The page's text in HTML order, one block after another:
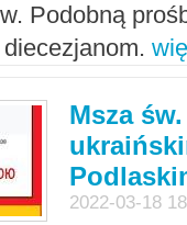
Podobną
Msza
2022-03-18